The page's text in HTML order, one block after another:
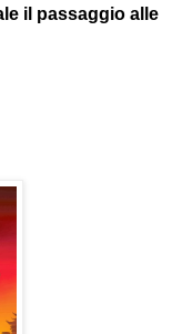
il passaggio alle